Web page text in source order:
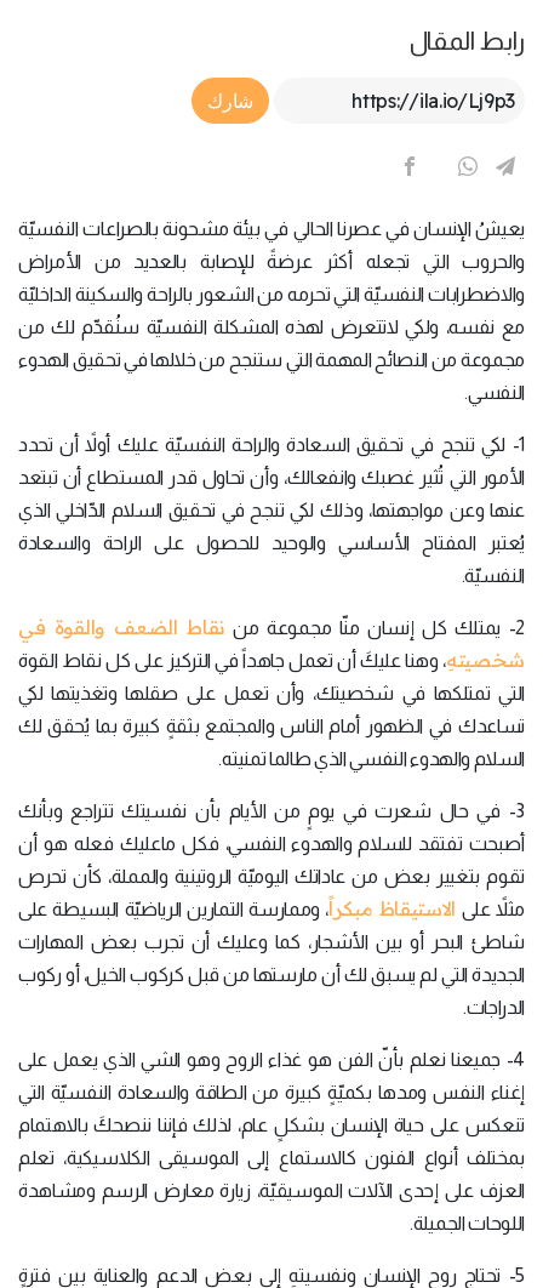
رابط المقال
Article Link
شارك
يعيشُ الإنسان في عصرنا الحالي في بيئة مشحونة بالصراعات النفسيّة
والحروب التي تجعله أكثر عرضةً للإصابة بالعديد من الأمراض
والاضطرابات النفسيّة التي تحرمه من الشعور بالراحة والسكينة الداخليّة
مع نفسه، ولكي لاتتعرض لهذه المشكلة النفسيّة سنُقدّم لك من
مجموعة من النصائح المهمة التي ستنجح من خلالها في تحقيق الهدوء
النفسي.
1- لكي تنجح في تحقيق السعادة والراحة النفسيّة عليك أولاً أن تحدد
الأمور التي تُثير غصبك وانفعالك، وأن تحاول قدر المستطاع أن تبتعد
عنها وعن مواجهتها، وذلك لكي تنجح في تحقيق السلام الدّاخلي الذي
يُعتبر المفتاح الأساسي والوحيد للحصول على الراحة والسعادة
النفسيّة.
2- يمتلك كل إنسان منّا مجموعة من
نقاط الضعف والقوة في
شخصيتهِ، وهنا عليكَ أن تعمل جاهداً في التركيز على كل نقاط القوة
التي تمتلكها في شخصيتك، وأن تعمل على صقلها وتغذيتها لكي
تساعدك في الظهور أمام الناس والمجتمع بثقةٍ كبيرة بما يُحقق لك
السلام والهدوء النفسي الذي طالما تمنيته.
3- في حال شعرت في يومٍ من الأيام بأن نفسيتك تتراجع وبأنك
أصبحت تفتقد للسلام والهدوء النفسي، فكل ماعليك فعله هو أن
تقوم بتغيير بعض من عاداتك اليوميّة الروتينية والمملة، كأن تحرص
مثلاً على الاستيقاظ مبكراً، وممارسة التمارين الرياضيّة البسيطة على
شاطئ البحر أو بين الأشجار، كما وعليك أن تجرب بعض المهارات
الجديدة التي لم يسبق لك أن مارستها من قبل كركوب الخيل، أو ركوب
الدراجات.
4- جميعنا نعلم بأنّ الفن هو غذاء الروح وهو الشي الذي يعمل على
إغناء النفس ومدها بكميّةٍ كبيرة من الطاقة والسعادة النفسيّة التي
تنعكس على حياة الإنسان بشكلٍ عام، لذلك فإننا ننصحكَ بالاهتمام
بمختلف أنواع الفنون كالاستماع إلى الموسيقى الكلاسيكية، تعلم
العزف على إحدى الآلات الموسيقيّة، زيارة معارض الرسم ومشاهدة
اللوحات الجميلة.
5- تحتاج روح الإنسان ونفسيتهِ إلى بعض الدعم والعناية بين فترةٍ